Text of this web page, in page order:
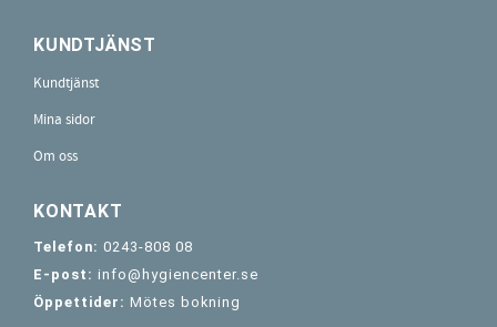
KUNDTJÄNST
Kundtjänst
Mina sidor
Om oss
KONTAKT
Telefon: 0243-808 08
E-post: info@hygiencenter.se
Öppettider: Mötes bokning